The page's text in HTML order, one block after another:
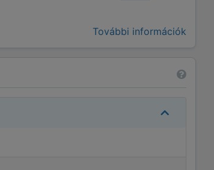
További információk